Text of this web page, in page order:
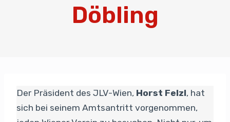
Döbling
Der Präsident des JLV-Wien, Horst Felzl, hat
sich bei seinem Amtsantritt vorgenommen,